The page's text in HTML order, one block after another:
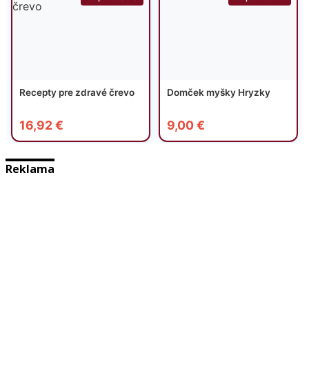
Reklama